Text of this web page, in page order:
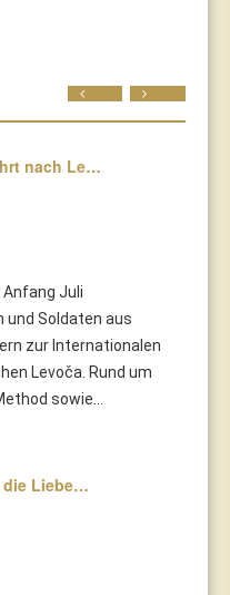
nach Le…
Anfang Juli
Soldaten aus
zur Internationalen
Levoča. Rund um
sowie...
die Liebe…